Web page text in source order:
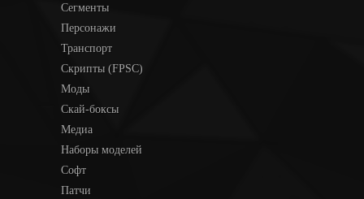
Сегменты
Персонажи
Транспорт
Скрипты (FPSC)
Моды
Скай-боксы
Медиа
Наборы моделей
Софт
Патчи